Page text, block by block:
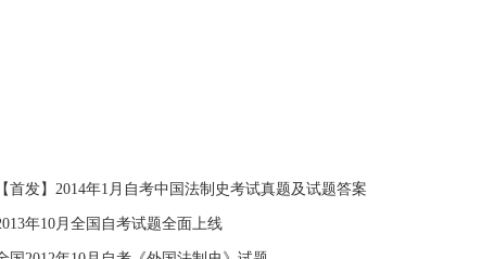
【首发】2014年1月自考中国法制史考试真题及试题答案
年10月全国自考试题全面上线